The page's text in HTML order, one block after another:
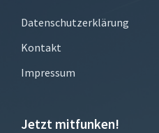
Datenschutzerklärung
Kontakt
Impressum
Jetzt mitfunken!